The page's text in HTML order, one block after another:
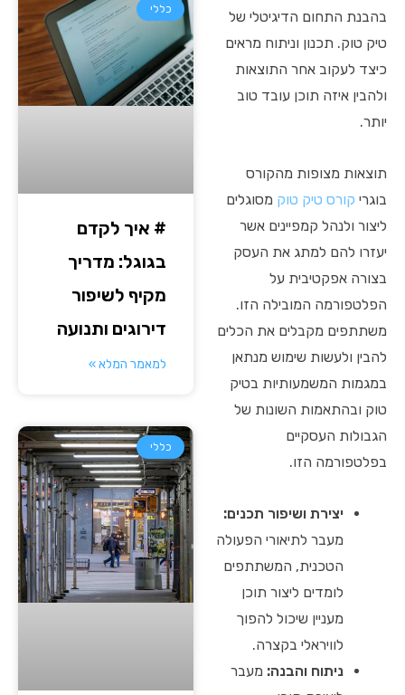
בהבנת התחום הדיגיטלי של
טיק טוק. תכנון וניתוח מראים
כיצד לעקוב אחר התוצאות
ולהבין איזה תוכן עובד טוב
יותר.
תוצאות מצופות מהקורס
בוגרי קורס טיק טוק מסוגלים
ליצור ולנהל קמפיינים אשר
יעזרו להם למתג את העסק
בצורה אפקטיבית על
הפלטפורמה המובילה הזו.
משתתפים מקבלים את הכלים
להבין ולעשות שימוש מנתאן
במגמות המשמעותיות בטיק
טוק ובהתאמות השונות של
הגבולות העסקיים
בפלטפורמה הזו.
יצירת ושיפור תכנים:
מעבר לתיאורי הפעולה
הטכנית, המשתתפים
לומדים ליצור תוכן
מעניין שיכול להפוך
לוויראלי בקצרה.
ניתוח והבנה: מעבר
כללי
# איך לקדם
בגוגל: מדריך
מקיף לשיפור
דירוגים ותנועה
למאמר המלא »
כללי